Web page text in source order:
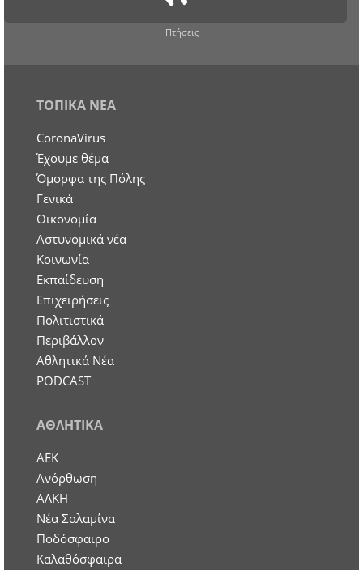
Πτήσεις
ΤΟΠΙΚΑ ΝΕΑ
CoronaVirus
Έχουμε θέμα
Όμορφα της Πόλης
Γενικά
Οικονομία
Aστυνομικά νέα
Κοινωνία
Εκπαίδευση
Επιχειρήσεις
Πολιτιστικά
Περιβάλλον
Αθλητικά Νέα
PODCAST
ΑΘΛΗΤΙΚΑ
ΑΕΚ
Ανόρθωση
ΑΛΚΗ
Νέα Σαλαμίνα
Ποδόσφαιρο
Καλαθόσφαιρα